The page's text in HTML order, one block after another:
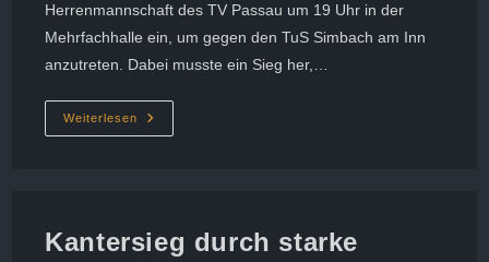
Herrenmannschaft des TV Passau um 19 Uhr in der
Mehrfachhalle ein, um gegen den TuS Simbach am Inn
anzutreten. Dabei musste ein Sieg her,…
Weiterlesen
Herren
Gewinnen
Kantersieg durch starke